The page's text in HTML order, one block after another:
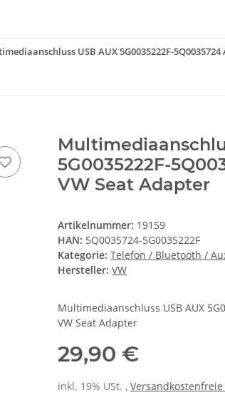
USB AUX 5G0035222F-
5G0035222F-
VW Seat Adapter
Artikelnummer: 19159
HAN: 5Q0035724-5G0035222F
Kategorie: Telefon / Bluetooth /
Hersteller: VW
Multimediaanschluss USB AUX
VW Seat Adapter
29,90 €
inkl. 19% USt. ,